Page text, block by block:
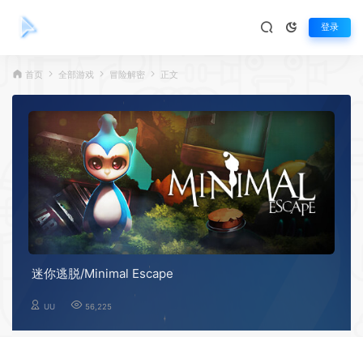
登录
首页 全部游戏 冒险解密 正文
迷你逃脱/Minimal Escape
UU 56,225